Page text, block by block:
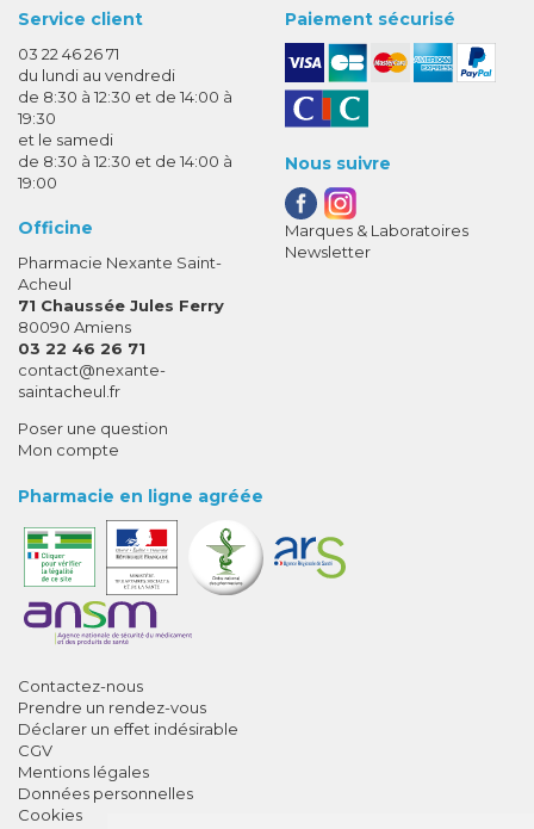
Service client
03 22 46 26 71
du lundi au vendredi
de 8:30 à 12:30 et de 14:00 à
19:30
et le samedi
de 8:30 à 12:30 et de 14:00 à
19:00
Officine
Pharmacie Nexante Saint-
Acheul
71 Chaussée Jules Ferry
80090 Amiens
03 22 46 26 71
contact-
@-
nexante-
saintacheul.fr
Poser une question
Mon compte
Paiement sécurisé
Nous suivre
Marques & Laboratoires
Newsletter
Pharmacie en ligne agréée
Contactez-nous
Prendre un rendez-vous
Déclarer un effet indésirable
CGV
Mentions légales
Données personnelles
Cookies